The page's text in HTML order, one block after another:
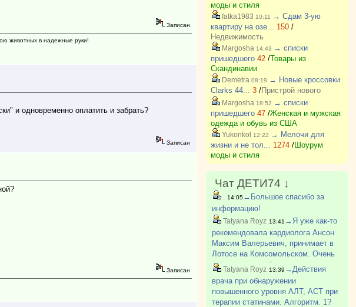
Записан
животных в надежные руки!
и одновременно оплатить и забрать?
Записан
Записан
моды и стиля
fatka1983 10:11
→ Сдам 3-ую
квартиру на озе... 150/
Недвижимость
Margosha 14:43 → списки
пришедшего 42/Товары из
Скандинавии
Demetra 08:19 → Новые кроссовки
Clarks 44... 3/Пристрой нового
Margosha 18:52 → списки
пришедшего 47/Женская и мужская
одежда и обувь из США
Yukonkol 12:22 → Мелочи для
жизни и не тол... 1274/Шоурум
моды и стиля
Чат ДЕТИ74 ↓
. 14:05→Большое спасибо за
информацию!
Tatyana Royz 13:41 →Я уже как-то
рекомендовала кардиолога Ансон
Максим Валерьевич, принимает в
Лотосе на Комсомольском. Очень
советую - все объяснит, развеет
страхи, очень грамотный. У меня
муж после посещения проникся
важностью и необходи?
Tatyana Royz 13:39 →Действия
врача при обнаружении
повышенного уровня АЛТ, АСТ при
терапии статинами. Алгоритм. 1?